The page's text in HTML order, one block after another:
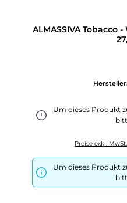
ALMASSIVA Tobacco
Um dieses Produkt
Preise exkl.
Um dieses Produkt